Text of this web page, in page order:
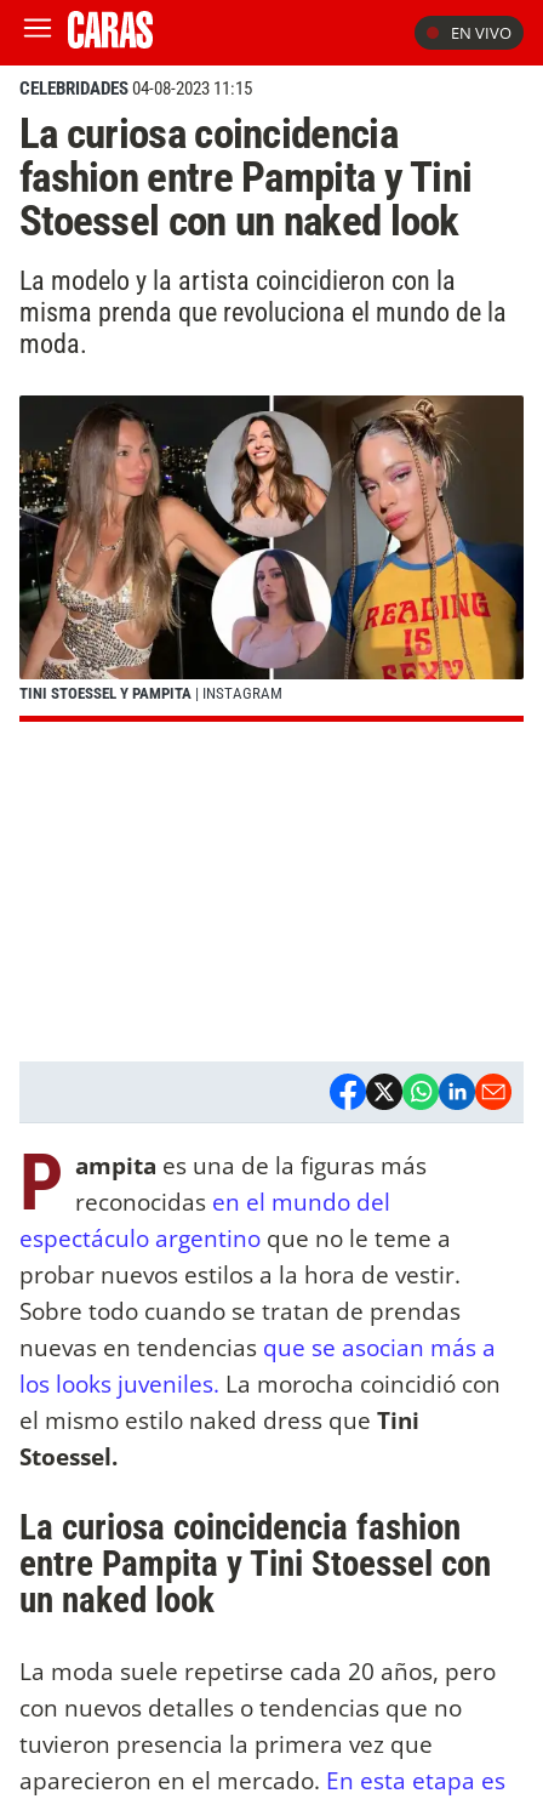
EN VIVO
CELEBRIDADES04-08-2023 11:15
La curiosa coincidencia
fashion entre Pampita y Tini
Stoessel con un naked look
La modelo y la artista coincidieron con la
misma prenda que revoluciona el mundo de la
moda.
TINI STOESSEL Y PAMPITA | INSTAGRAM
P ampita es una de la figuras más
reconocidas en el mundo del
espectáculo argentino que no le teme a
probar nuevos estilos a la hora de vestir.
Sobre todo cuando se tratan de prendas
nuevas en tendencias que se asocian más a
los looks juveniles. La morocha coincidió con
el mismo estilo naked dress que Tini
Stoessel.
La curiosa coincidencia fashion
entre Pampita y Tini Stoessel con
un naked look
La moda suele repetirse cada 20 años, pero
con nuevos detalles o tendencias que no
tuvieron presencia la primera vez que
aparecieron en el mercado. En esta etapa es